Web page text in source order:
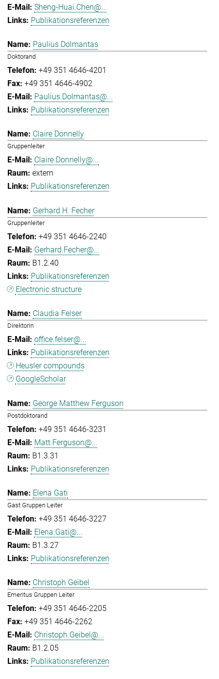
Sheng-Huai.Chen@...
Publikationsreferenzen
Paulius Dolmantas
Doktorand
+49 351 4646-4201
+49 351 4646-4902
Paulius.Dolmantas@...
Publikationsreferenzen
Claire Donnelly
Gruppenleiter
Claire.Donnelly@...
extern
Publikationsreferenzen
Gerhard H. Fecher
Gruppenleiter
+49 351 4646-2240
Gerhard.Fecher@...
B1.2.40
Publikationsreferenzen
Electronic structure
Claudia Felser
Direktorin
office.felser@...
Publikationsreferenzen
Heusler compounds
GoogleScholar
George Matthew Ferguson
Postdoktorand
+49 351 4646-3231
Matt.Ferguson@...
B1.3.31
Publikationsreferenzen
Elena Gati
Gast Gruppen Leiter
+49 351 4646-3227
Elena.Gati@...
B1.3.27
Publikationsreferenzen
Christoph Geibel
Emeritus Gruppen Leiter
+49 351 4646-2205
+49 351 4646-2262
Christoph.Geibel@...
B1.2.05
Publikationsreferenzen